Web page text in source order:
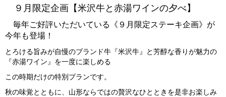
９月限定企画【米沢牛と赤湯ワインの夕べ】
毎年ご好評いただいている《９月限定ステーキ企画》が
今年も登場！
とろける旨みが自慢のブランド牛『米沢牛』と芳醇な香りが魅力の
『赤湯ワイン』を一度に楽しめる
この時期だけの特別プランです。
秋の味覚とともに、山形ならではの贅沢なひとときを是非お楽しみ